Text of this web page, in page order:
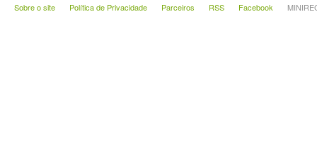
Sobre o site Política de Privacidade Parceiros RSS Facebook